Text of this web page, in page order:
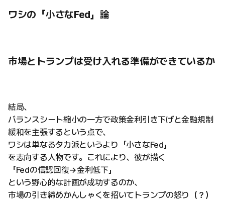
ワシの「小さなFed」論
市場とトランプは受け入れる準備ができているか
結局、
バランスシート縮小の一方で政策金利引き下げと金融規制
緩和を主張するという点で、
ワシは単なるタカ派というより「小さなFed」
を志向する人物です。これにより、彼が描く
「Fedの信認回復→金利低下」
という野心的な計画が成功するのか、
市場の引き締めかんしゃくを招いてトランプの怒り（？）